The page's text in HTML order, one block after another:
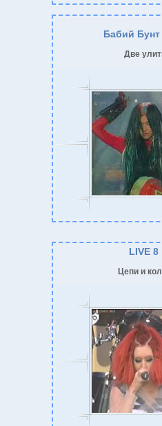
Бабий
Две
LIVE 8
Цепи и